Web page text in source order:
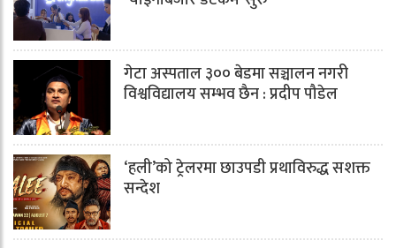
गेटा अस्पताल ३०० बेडमा सञ्चालन नगरी
विश्वविद्यालय सम्भव छैन : प्रदीप पौडेल
‘हली’को ट्रेलरमा छाउपडी प्रथाविरुद्ध सशक्त
सन्देश